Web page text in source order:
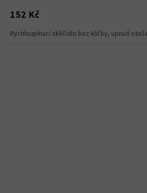
152 Kč
Rychloupínací sklíčidlo bez kličky, upnutí